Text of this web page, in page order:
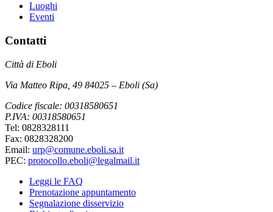
Luoghi
Eventi
Contatti
Città di Eboli
Via Matteo Ripa, 49 84025 – Eboli (Sa)
Codice fiscale: 00318580651
P.IVA: 00318580651
Tel: 0828328111
Fax: 0828328200
Email: urp@comune.eboli.sa.it
PEC: protocollo.eboli@legalmail.it
Leggi le FAQ
Prenotazione appuntamento
Segnalazione disservizio